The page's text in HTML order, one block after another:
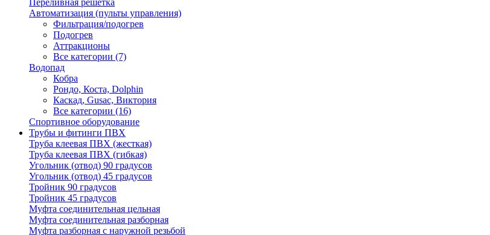
Переливная решетка
Автоматизация (пульты управления)
Фильтрация/подогрев
Подогрев
Аттракционы
Все категории (7)
Водопад
Кобра
Рондо, Коста, Dolphin
Каскад, Gusac, Виктория
Все категории (16)
Спортивное оборудование
Трубы и фитинги ПВХ
Труба клеевая ПВХ (жесткая)
Труба клеевая ПВХ (гибкая)
Угольник (отвод) 90 градусов
Угольник (отвод) 45 градусов
Тройник 90 градусов
Тройник 45 градусов
Муфта соединительная цельная
Муфта соединительная разборная
Муфта разборная с наружной резьбой